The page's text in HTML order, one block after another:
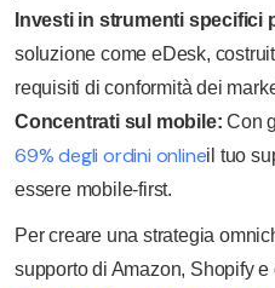
Investi in strumenti specifici
soluzione come eDesk,
requisiti di conformità dei
Concentrati sul mobile: Con
69% degli ordini onlineil tuo
essere mobile-first.
Per creare una strategia
supporto di Amazon, Shopify